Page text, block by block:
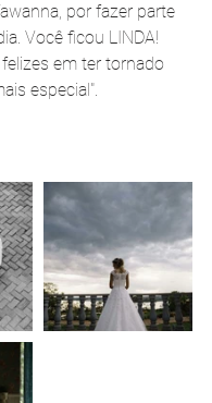
por fazer parte
Você ficou LINDA!
em ter tornado
especial".